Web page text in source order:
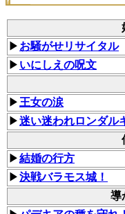
▶ お騒がせリサイタル
▶ いにしえの呪文
▶ 王女の涙
▶迷い迷われロンダル
▶結婚の行方
▶決戦バラモス城！
導